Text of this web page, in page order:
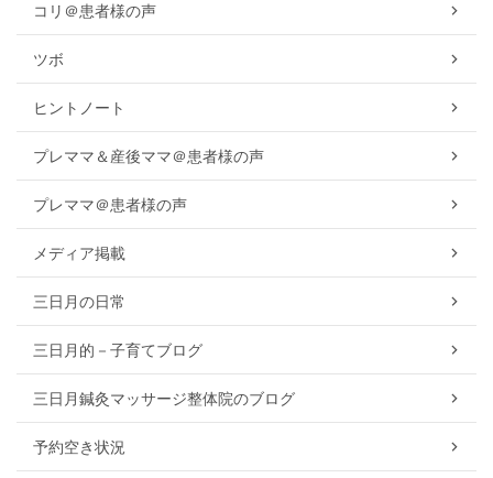
コリ＠患者様の声
ツボ
ヒントノート
プレママ＆産後ママ＠患者様の声
プレママ＠患者様の声
メディア掲載
三日月の日常
三日月的－子育てブログ
三日月鍼灸マッサージ整体院のブログ
予約空き状況